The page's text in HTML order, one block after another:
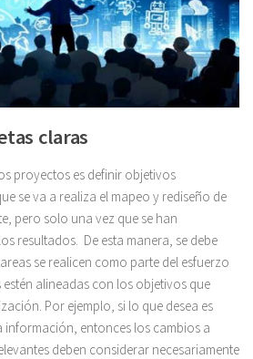
claras
proyectos es definir objetivos
se va a realiza el mapeo y rediseño de
pero solo una vez que se han
resultados. De esta manera, se debe
se realicen como parte del esfuerzo
alineadas con los objetivos que
Por ejemplo, si lo que desea es
información, entonces los cambios a
deben considerar necesariamente